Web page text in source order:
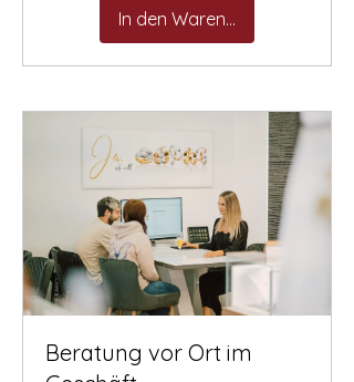
In den Warenkorb
Beratung vor Ort im